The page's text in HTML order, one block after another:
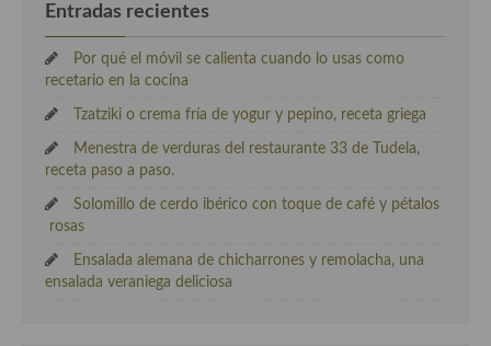
Entradas recientes
Por qué el móvil se calienta cuando lo usas como
recetario en la cocina
Tzatziki o crema fría de yogur y pepino, receta griega
Menestra de verduras del restaurante 33 de Tudela,
receta paso a paso.
Solomillo de cerdo ibérico con toque de café y pétalos
rosas
Ensalada alemana de chicharrones y remolacha, una
ensalada veraniega deliciosa